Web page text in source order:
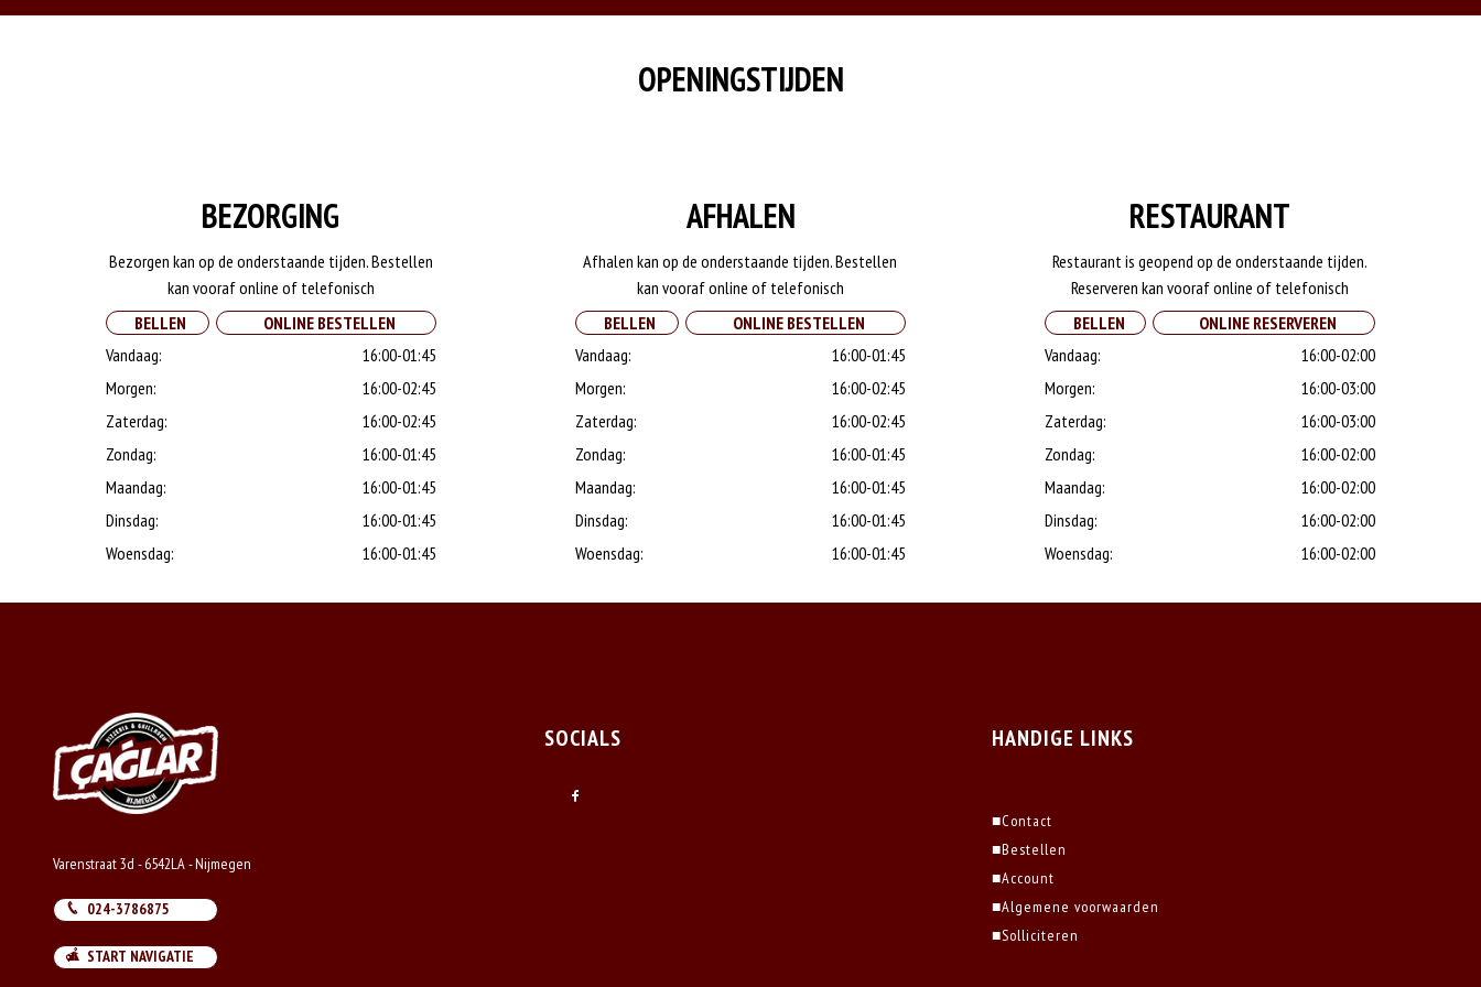
OPENINGSTIJDEN
BEZORGING
Bezorgen kan op de onderstaande tijden. Bestellen
kan vooraf online of telefonisch
BELLEN
ONLINE BESTELLEN
Vandaag:
16:00-01:45
Morgen:
16:00-02:45
Zaterdag:
16:00-02:45
Zondag:
16:00-01:45
Maandag:
16:00-01:45
Dinsdag:
16:00-01:45
Woensdag:
16:00-01:45
AFHALEN
Afhalen kan op de onderstaande tijden. Bestellen
kan vooraf online of telefonisch
BELLEN
ONLINE BESTELLEN
Vandaag:
16:00-01:45
Morgen:
16:00-02:45
Zaterdag:
16:00-02:45
Zondag:
16:00-01:45
Maandag:
16:00-01:45
Dinsdag:
16:00-01:45
Woensdag:
16:00-01:45
RESTAURANT
Restaurant is geopend op de onderstaande tijden.
Reserveren kan vooraf online of telefonisch
BELLEN
ONLINE RESERVEREN
Vandaag:
16:00-02:00
Morgen:
16:00-03:00
Zaterdag:
16:00-03:00
Zondag:
16:00-02:00
Maandag:
16:00-02:00
Dinsdag:
16:00-02:00
Woensdag:
16:00-02:00
Varenstraat 3d - 6542LA - Nijmegen
024-3786875
START NAVIGATIE
SOCIALS HANDIGE LINKS
■Contact
■Bestellen
■Account
■Algemene voorwaarden
■Solliciteren